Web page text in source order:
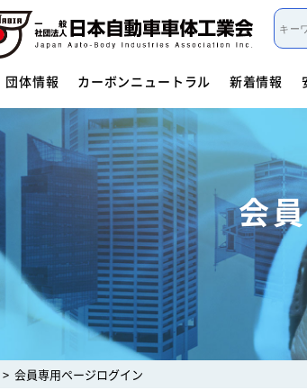
団体情報
団体
活動
カーボンニュートラル 新着情報
- サイバー
- トレーラ
安全
- 特装車メ
- バン型車
- その他の
協力
解体
会員
活動
団体情報
団体概要
役員一覧
ご挨拶
活動指針・活動内容
業務財務資料
安全への取組み
制度・法規
サイバーセキュリティー対応
架装物の安全点検制度
カーボンニ
環境保全に
取組み概要
活動内容
商用車架装物リ
「環境基準適合
生産における環
環境負荷物質削
協力事業者制度
架装物判別ガ
会
会員専用ページログイン